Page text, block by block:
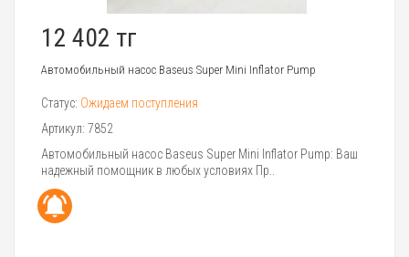
12 402 тг
Автомобильный насос Baseus Super Mini Inflator Pump
Статус: Ожидаем поступления
Артикул: 7852
Автомобильный насос Baseus Super Mini Inflator Pump: Ваш
надежный помощник в любых условиях Пр..